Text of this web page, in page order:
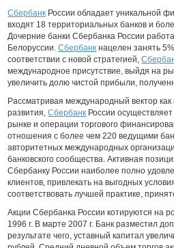
Сбербанк России обладает уникальной
входят 18 территориальных банков и
Дочерние банки Сбербанка России
Белоруссии.Сбербанк нацелен занять
соответствии с новой стратегией,
международное присутствие, выйдя на
увеличить долю чистой прибыли,
Рассматривая международный вектор
развития,Сбербанк России
рынке и операции торгового
отношения с более чем 220 ведущими
авторитетных международных
банковского сообщества. Активная
Сбербанку России наиболее полно
клиентов, привлекать на выгодных
соответствовать лучшей практике,
Акции Сбербанка России котируются на
1996 г. В марте 2007 г. Банк разместил
результате чего, уставный капитал